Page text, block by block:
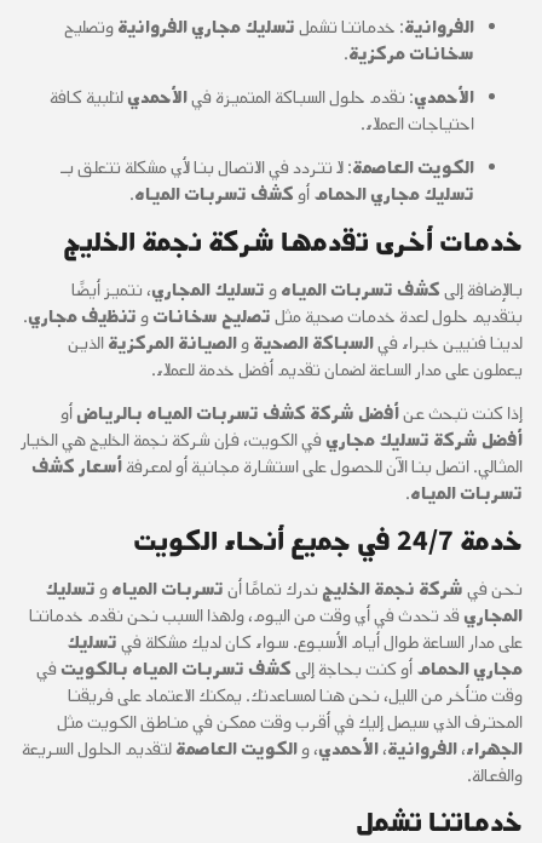
الفروانية: خدماتنا تشملتسليك مجاري الفروانيةوتصليح
سخانات مركزية.
الأحمدي: نقدم حلول السباكة المتميزة فيالأحمديلتلبية كافة
احتياجات العملاء.
الكويت العاصمة: لا تتردد في الاتصال بنا لأي مشكلة تتعلق بـ
تسليك مجاري الحمامأو كشف تسربات المياه.
خدمات أخرى تقدمها شركة نجمة الخليج
بالإضافة إلىكشف تسربات المياهو تسليك المجاري، نتميز أيضًا
بتقديم حلول لعدة خدمات صحية مثلتصليح سخاناتو تنظيف مجاري.
لدينا فنيين خبراء فيالسباكة الصحيةوالصيانة المركزيةالذين
يعملون على مدار الساعة لضمان تقديم أفضل خدمة للعملاء.
إذا كنت تبحث عنأفضل شركة كشف تسربات المياه بالرياضأو
أفضل شركة تسليك مجاري في الكويت، فإن شركة نجمة الخليج هي الخيار
المثالي. اتصل بنا الآن للحصول على استشارة مجانية أو لمعرفةأسعار كشف
تسربات المياه.
خدمة 24/7 في جميع أنحاء الكويت
نحن فيشركة نجمة الخليج ندرك تمامًا أنتسربات المياهو تسليك
المجاري قد تحدث في أي وقت من اليوم، ولهذا السبب نحن نقدم خدماتنا
على مدار الساعة طوال أيام الأسبوع. سواء كان لديك مشكلة فيتسليك
مجاري الحمامأو كنت بحاجة إلىكشف تسربات المياه بالكويت في
وقت متأخر من الليل، نحن هنا لمساعدتك. يمكنك الاعتماد على فريقنا
المحترف الذي سيصل إليك في أقرب وقت ممكن في مناطق الكويت مثل
الجهراء،الفروانية،الأحمدي، والكويت العاصمةلتقديم الحلول السريعة
والفعالة.
خدماتنا تشمل